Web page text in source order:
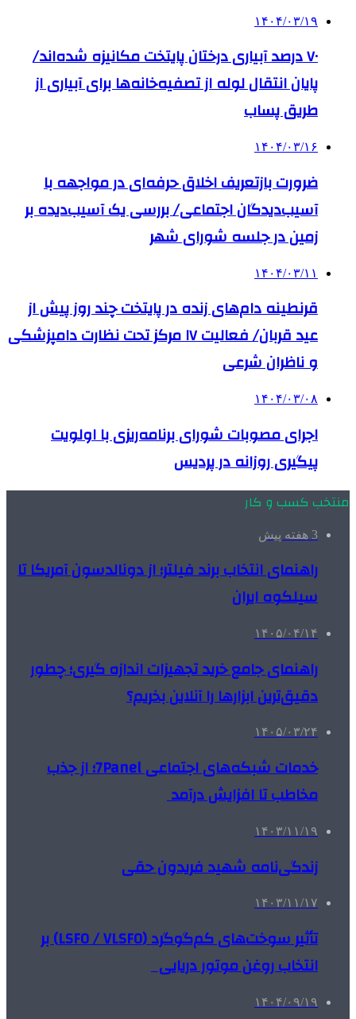
۱۴۰۴/۰۳/۱۹
۷۰ درصد آبیاری درختان پایتخت مکانیزه شده‌اند/
پایان انتقال لوله از تصفیه‌خانه‌ها برای آبیاری از
طریق پساب
۱۴۰۴/۰۳/۱۶
ضرورت بازتعریف اخلاق حرفه‌ای در مواجهه با
آسیب‌دیدگان اجتماعی/ بررسی یک آسیب‌دیده بر
زمین در جلسه شورای شهر
۱۴۰۴/۰۳/۱۱
قرنطینه دام‌های زنده در پایتخت چند روز پیش از
عید قربان/ فعالیت ۱۷ مرکز تحت نظارت دامپزشکی
و ناظران شرعی
۱۴۰۴/۰۳/۰۸
اجرای مصوبات شورای برنامه‌ریزی با اولویت
پیگیری روزانه در پردیس
منتخب کسب و کار
3 هفته پیش
راهنمای انتخاب برند فیلتر؛ از دونالدسون آمریکا تا
سیلکوه ایران
۱۴۰۵/۰۴/۱۴
راهنمای جامع خرید تجهیزات اندازه گیری؛ چطور
دقیق‌ترین ابزارها را آنلاین بخریم؟
۱۴۰۵/۰۳/۲۴
خدمات شبکه‌های اجتماعی 7Panel؛ از جذب
مخاطب تا افزایش درآمد
۱۴۰۳/۱۱/۱۹
زندگی‌نامه شهید فریدون حقی
۱۴۰۳/۱۱/۱۷
تأثیر سوخت‌های کم‌گوگرد (LSFO / VLSFO) بر
انتخاب روغن موتور دریایی
۱۴۰۴/۰۹/۱۹